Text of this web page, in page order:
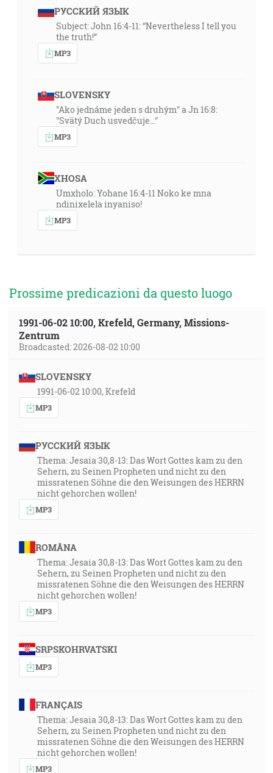
РУССКИЙ ЯЗЫК
Subject: John 16:4-11: “Nevertheless I tell you
the truth!”
MP3
SLOVENSKY
"Ako jednáme jeden s druhým" a Jn 16:8:
"Svätý Duch usvedčuje…"
MP3
XHOSA
Umxholo: Yohane 16:4-11 Noko ke mna
ndinixelela inyaniso!
MP3
Prossime predicazioni da questo luogo
1991-06-02 10:00, Krefeld, Germany, Missions-
Zentrum
Broadcasted: 2026-08-02 10:00
SLOVENSKY
1991-06-02 10:00, Krefeld
MP3
РУССКИЙ ЯЗЫК
Thema: Jesaia 30,8-13: Das Wort Gottes kam zu den
Sehern, zu Seinen Propheten und nicht zu den
missratenen Söhne die den Weisungen des HERRN
nicht gehorchen wollen!
MP3
ROMÂNA
Thema: Jesaia 30,8-13: Das Wort Gottes kam zu den
Sehern, zu Seinen Propheten und nicht zu den
missratenen Söhne die den Weisungen des HERRN
nicht gehorchen wollen!
MP3
SRPSKOHRVATSKI
MP3
FRANÇAIS
Thema: Jesaia 30,8-13: Das Wort Gottes kam zu den
Sehern, zu Seinen Propheten und nicht zu den
missratenen Söhne die den Weisungen des HERRN
nicht gehorchen wollen!
MP3